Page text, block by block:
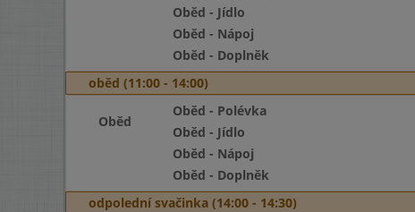
Oběd - Jídlo
Oběd - Nápoj
Oběd - Doplněk
oběd (11:00 - 14:00)
Oběd
Oběd - Polévka
Oběd - Jídlo
Oběd - Nápoj
Oběd - Doplněk
odpolední svačinka (14:00 - 14:30)